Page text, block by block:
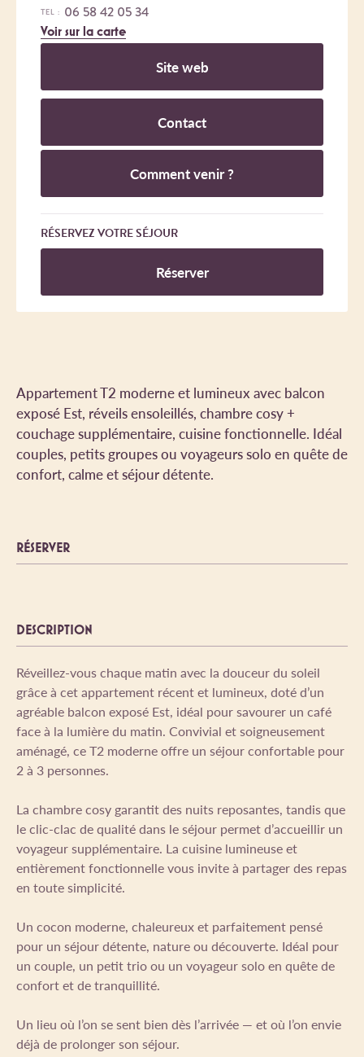
Appartement T2 moderne et lumineux avec balcon
exposé Est, réveils ensoleillés, chambre cosy +
couchage supplémentaire, cuisine fonctionnelle. Idéal
couples, petits groupes ou voyageurs solo en quête de
confort, calme et séjour détente.
DESCRIPTION
Réveillez-vous chaque matin avec la douceur du soleil
grâce à cet appartement récent et lumineux, doté d’un
agréable balcon exposé Est, idéal pour savourer un café
face à la lumière du matin. Convivial et soigneusement
aménagé, ce T2 moderne offre un séjour confortable pour
2 à 3 personnes.
La chambre cosy garantit des nuits reposantes, tandis que
le clic-clac de qualité dans le séjour permet d’accueillir un
voyageur supplémentaire. La cuisine lumineuse et
entièrement fonctionnelle vous invite à partager des repas
en toute simplicité.
Un cocon moderne, chaleureux et parfaitement pensé
pour un séjour détente, nature ou découverte. Idéal pour
un couple, un petit trio ou un voyageur solo en quête de
confort et de tranquillité.
Un lieu où l’on se sent bien dès l’arrivée — et où l’on envie
déjà de prolonger son séjour.
RÉSERVER
TEL : 06 58 42 05 34
Voir sur la carte
Site web
Contact
Comment venir ?
RÉSERVEZ VOTRE SÉJOUR
Réserver